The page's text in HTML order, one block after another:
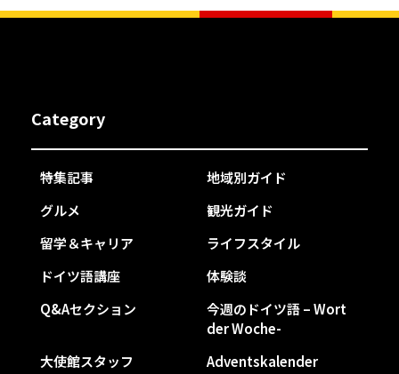
Category
特集記事
地域別ガイド
グルメ
観光ガイド
留学＆キャリア
ライフスタイル
ドイツ語講座
体験談
Q&Aセクション
今週のドイツ語 – Wort
der Woche-
大使館スタッフ
Adventskalender